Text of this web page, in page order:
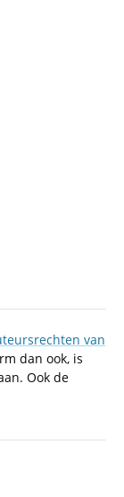
van
dan ook, is
Ook de